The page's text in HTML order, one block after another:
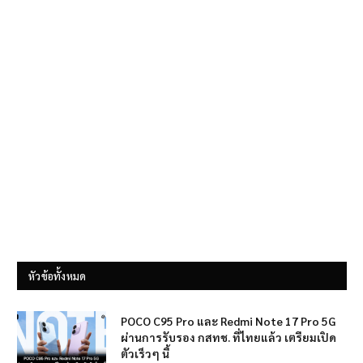
หัวข้อทั้งหมด
POCO C95 Pro และ Redmi Note 17 Pro 5G
ผ่านการรับรอง กสทช. ที่ไทยแล้ว เตรียมเปิด
ตัวเร็วๆ นี้